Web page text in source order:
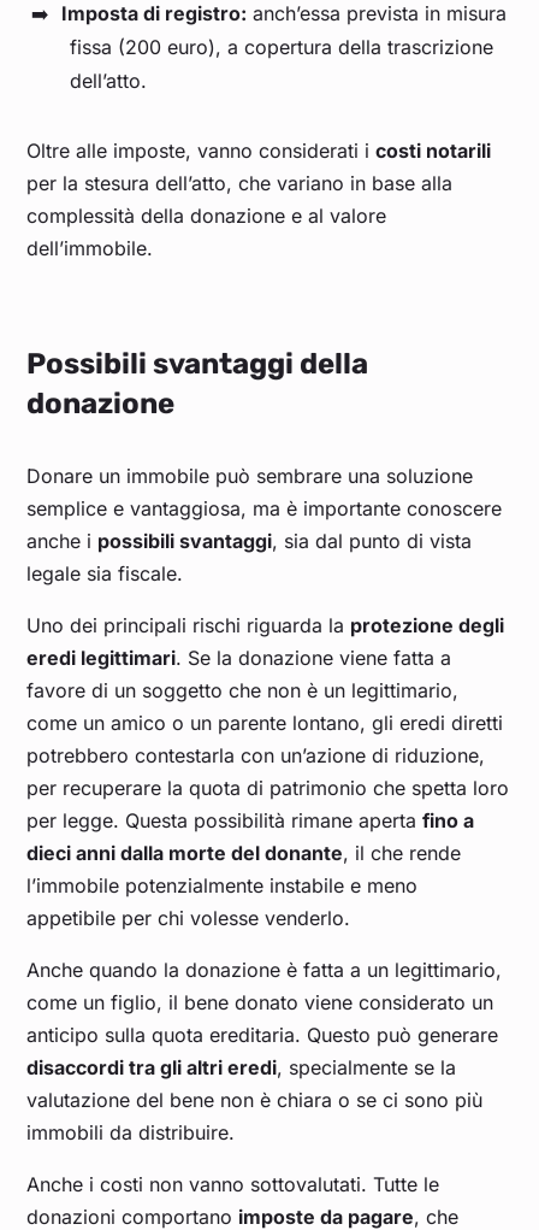
Imposta di registro: anch’essa prevista in misura
fissa (200 euro), a copertura della trascrizione
dell’atto.
Oltre alle imposte, vanno considerati icosti notarili
per la stesura dell’atto, che variano in base alla
complessità della donazione e al valore
dell’immobile.
Possibili svantaggi della
donazione
Donare un immobile può sembrare una soluzione
semplice e vantaggiosa, ma è importante conoscere
anche i possibili svantaggi, sia dal punto di vista
legale sia fiscale.
Uno dei principali rischi riguarda la protezione degli
eredi legittimari. Se la donazione viene fatta a
favore di un soggetto che non è un legittimario,
come un amico o un parente lontano, gli eredi diretti
potrebbero contestarla con un’azione di riduzione,
per recuperare la quota di patrimonio che spetta loro
per legge. Questa possibilità rimane apertafino a
dieci anni dalla morte del donante, il che rende
l’immobile potenzialmente instabile e meno
appetibile per chi volesse venderlo.
Anche quando la donazione è fatta a un legittimario,
come un figlio, il bene donato viene considerato un
anticipo sulla quota ereditaria. Questo può generare
disaccordi tra gli altri eredi, specialmente se la
valutazione del bene non è chiara o se ci sono più
immobili da distribuire.
Anche i costi non vanno sottovalutati. Tutte le
donazioni comportano imposte da pagare, che